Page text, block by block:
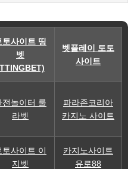
토사이트 띵
벳
벳플레이 토토
사이트
전놀이터 룰
라벳
파라존코리아
카지노 사이트
토사이트 이
지벳
카지노사이트
유로88